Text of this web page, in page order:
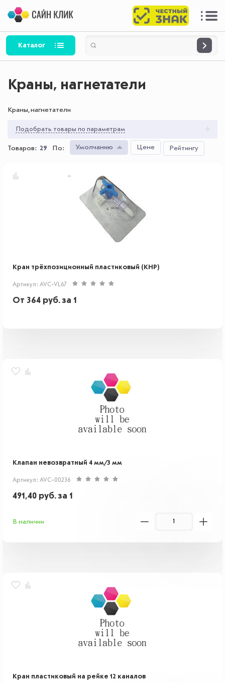
Каталог
Краны, нагнетатели
Краны, нагнетатели
Подобрать товары по параметрам
Товаров: 29 По: Умолчанию Цене Рейтингу
Кран трёхпозиционный пластиковый (КНР)
Артикул: AVC-VL67
От 364 руб.за 1
Клапан невозвратный 4 мм/3 мм
Артикул: AVC-00236
491,40 руб.за 1
В наличии
Кран пластиковый на рейке 12 каналов